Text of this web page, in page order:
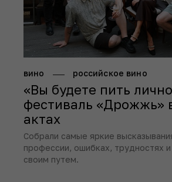
вино российское вино
«Вы будете пить
фестиваль «Дрожжь»
актах
Собрали самые яркие
профессии, ошибках, трудностях
своим путем.